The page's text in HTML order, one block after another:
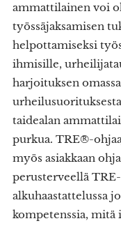
ammattilainen voi
työssäjaksamisen
helpottamiseksi
ihmisille,
harjoituksen
taidealan
purkua. TRE®-
myös asiakkaan
perusterveellä
alkuhaastattelussa
kompetenssia,